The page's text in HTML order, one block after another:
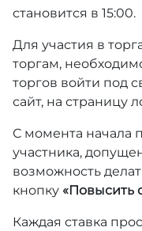
становится в 15:00.
Для участия в
торгам,
торгов войти под
сайт, на страницу
С момента начала
участника,
возможность
кнопку «Повысить
Каждая ставка